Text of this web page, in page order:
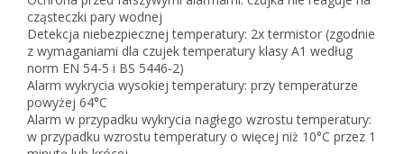
cząsteczki pary wodnej
Detekcja niebezpiecznej temperatury: 2x termistor (zgodnie
z wymaganiami dla czujek temperatury klasy A1 według
norm EN 54-5 i BS 5446-2)
Alarm wykrycia wysokiej temperatury: przy temperaturze
powyżej 64°C
Alarm w przypadku wykrycia nagłego wzrostu temperatury:
w przypadku wzrostu temperatury o więcej niż 10°C przez 1